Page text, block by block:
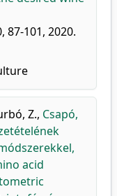
87-101, 2020.
Z., Csapó,
acid